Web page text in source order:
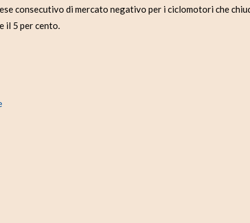
consecutivo di mercato negativo per i ciclomotori che
il 5 per cento.